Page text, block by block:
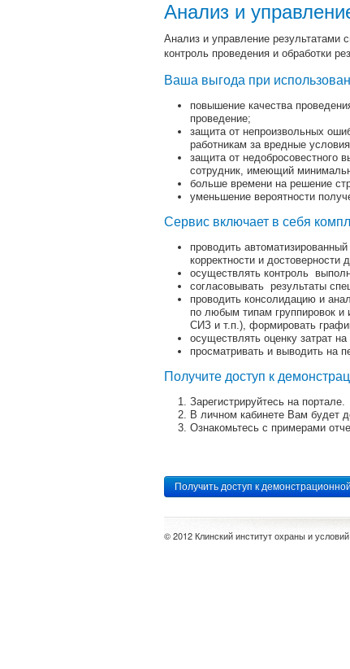
Анализ и
Анализ и управление результатами
контроль проведения и обработки
Ваша выгода при
повышение качества
проведение;
защита от непроизвольных
работникам за вредные
защита от недобросовестного
сотрудник, имеющий
больше времени на решение
уменьшение вероятности
Сервис включает в себя
проводить
корректности и достоверности
осуществлять контроль
согласовывать результаты
проводить консолидацию и
по любым типам группировок и
СИЗ и т.п.), формировать
осуществлять оценку затрат
просматривать и выводить на
Получите доступ к
Зарегистрируйтесь на портале.
В личном кабинете Вам будет
Ознакомьтесь с примерами
Получить доступ к
© 2012 Клинский институт охраны и